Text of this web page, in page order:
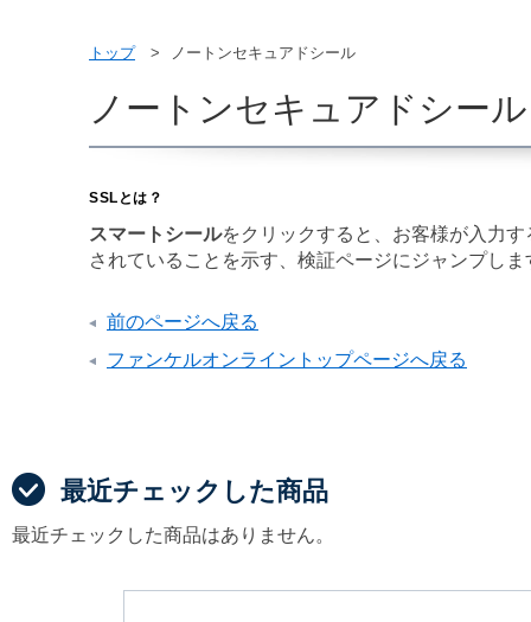
トップ ノートンセキュアドシール
ノートンセキュアドシール
SSLとは？
スマートシールをクリックすると、お客様が入力
されていることを示す、検証ページにジャンプしま
前のページへ戻る
ファンケルオンライントップページへ戻る
最近チェックした商品
最近チェックした商品はありません。